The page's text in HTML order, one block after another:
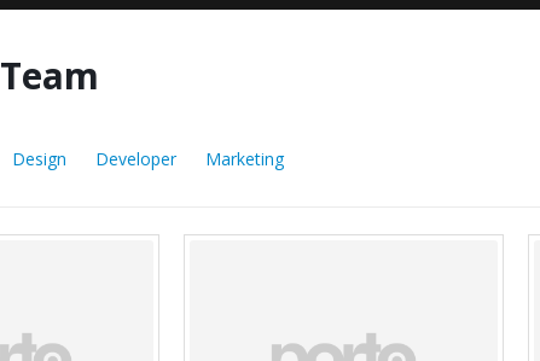
Team
Design Developer Marketing